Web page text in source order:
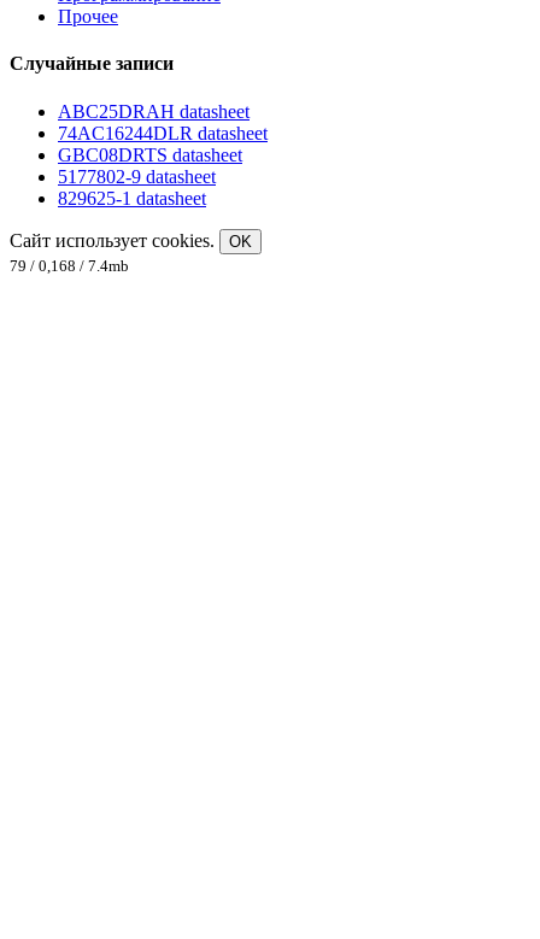
Прочее
Случайные записи
ABC25DRAH datasheet
74AC16244DLR datasheet
GBC08DRTS datasheet
5177802-9 datasheet
829625-1 datasheet
Сайт использует cookies.
OK
79 / 0,168 / 7.4mb